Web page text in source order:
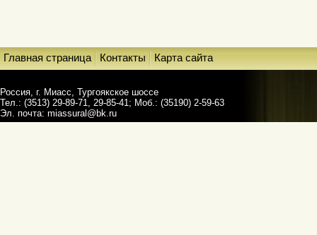
Главная страница Контакты Карта сайта
Россия, г. Миасс, Тургоякское шоссе
Тел.: (3513) 29-89-71, 29-85-41; Моб.: (35190) 2-59-63
Эл. почта: miassural@bk.ru